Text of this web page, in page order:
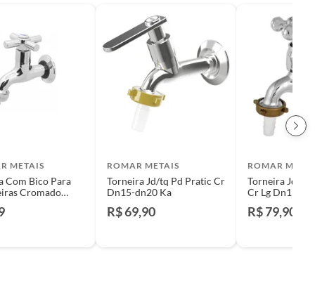
METAIS
Com Bico Para
Cromado
ROMAR METAIS
Torneira Jd/tq Pd Pratic Cr
Dn15-dn20 Ka
R$ 69,90
ROMAR
Torneira Jd Pd
R$ 79,90